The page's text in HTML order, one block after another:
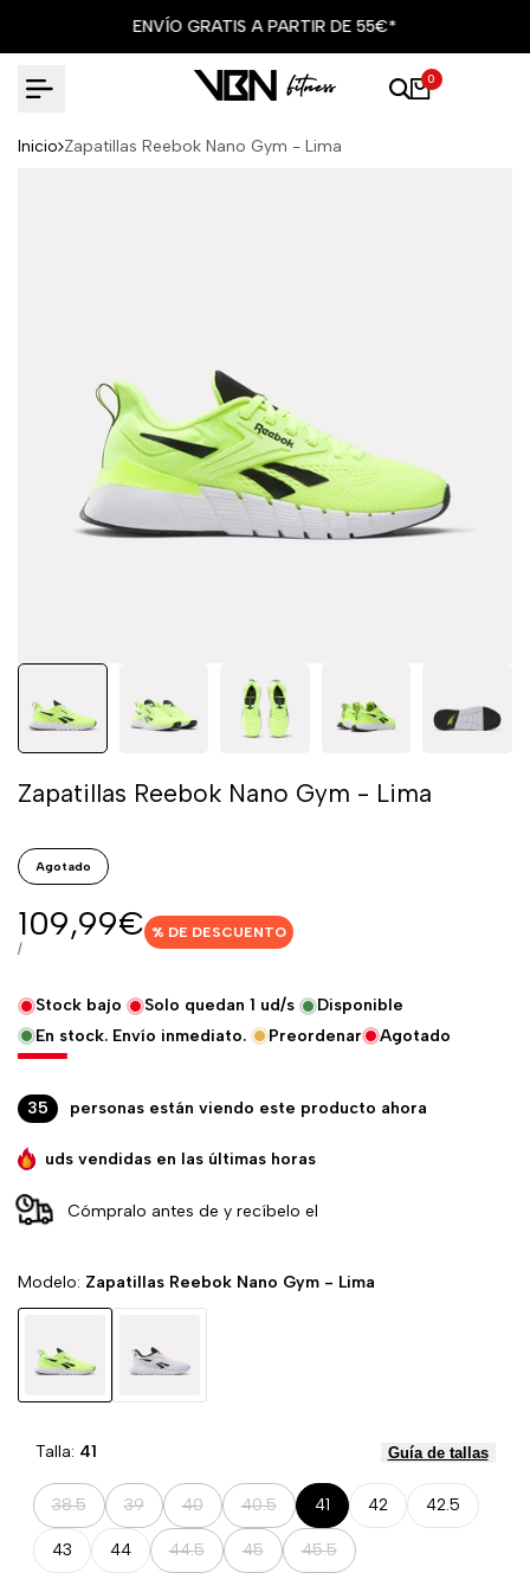
ENVÍO GRATIS A PARTIR DE 55€*
0
Inicio Zapatillas Reebok Nano Gym - Lima
Zapatillas Reebok Nano Gym - Lima
Agotado
Precio
de
venta
109,99€
PRECIO
/POR
% DE DESCUENTO
Stock bajo Solo quedan 1 ud/s
Disponible
En stock. Envío inmediato.
Preordenar Agotado
35 personas están viendo este producto ahora
uds vendidas en las últimas horas
Cómpralo antes de y recíbelo el
Modelo: Zapatillas Reebok Nano Gym - Lima
Reebok
Nano
Gym
Gym
Talla: 41 Guía de tallas
Variante
agotada
38.5
Variante
agotada
39
Variante
agotada
40
Variante
agotada
40.5 41 42 42.5
43 44
Variante
agotada
44.5
Variante
agotada
45
Variante
agotada
45.5